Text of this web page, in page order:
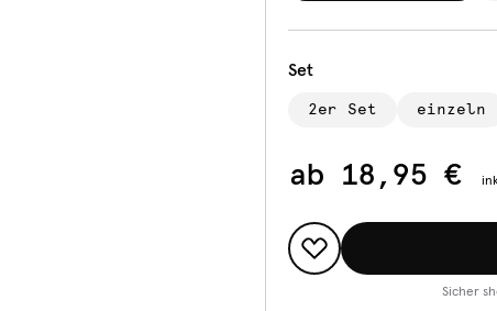
Set
2er Set einzeln
ab 18,95 €
Sicher